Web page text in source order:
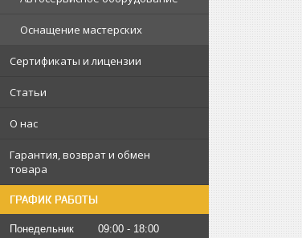
Оснащение мастерских
Сертификаты и лицензии
Статьи
О нас
Гарантия, возврат и обмен
товара
ГРАФИК РАБОТЫ
Понедельник 09:00
18:00